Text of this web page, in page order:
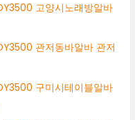
고양시노래방알바
관저동바알바 관저
구미시테이블알바